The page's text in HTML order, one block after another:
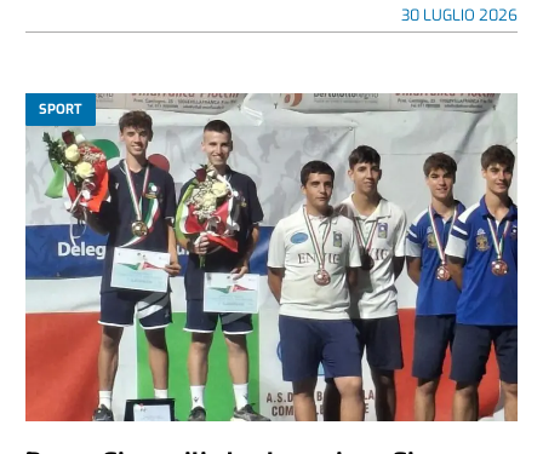
30 LUGLIO 2026
SPORT